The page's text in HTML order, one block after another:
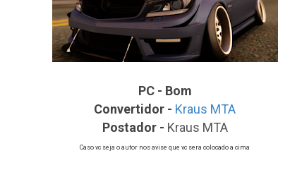
PC - Bom
Convertidor - Kraus MTA
Postador - Kraus MTA
Caso vc seja o autor nos avise que vc sera colocado a cima